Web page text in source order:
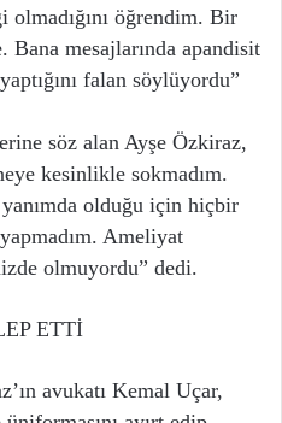
öğrendim. Bir
Bana mesajlarında apandisit
falan söylüyordu”
söz alan Ayşe Özkiraz,
kesinlikle sokmadım.
olduğu için hiçbir
Ameliyat
olmuyordu” dedi.
ETTİ
avukatı Kemal Uçar,